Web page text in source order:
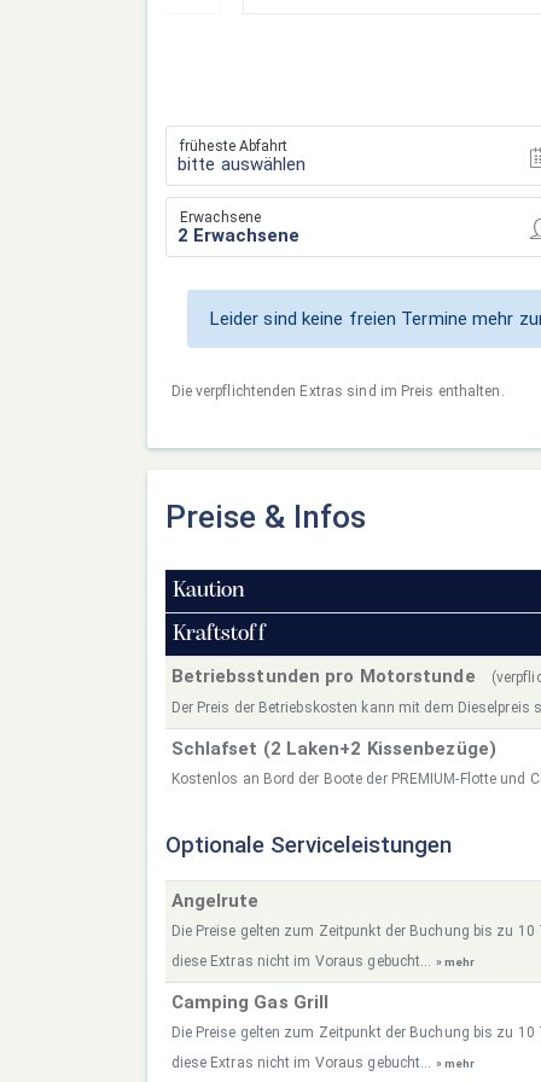
früheste Abfahrt
bitte auswählen
Erwachsene
Leider sind keine freien Termine mehr
Die verpflichtenden Extras sind im Preis enthalten.
Preise & Infos
Kaution
Kraftstoff
Betriebsstunden pro Motorstunde
Der Preis der Betriebskosten kann mit dem Dieselpreis
Schlafset (2 Laken+2 Kissenbezüge)
Kostenlos an Bord der Boote der PREMIUM-Flotte und
Optionale Serviceleistungen
Angelrute
Die Preise gelten zum Zeitpunkt der Buchung bis zu 10
diese Extras nicht im Voraus gebucht... » mehr
Camping Gas Grill
Die Preise gelten zum Zeitpunkt der Buchung bis zu 10
diese Extras nicht im Voraus gebucht... » mehr